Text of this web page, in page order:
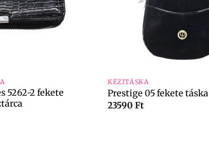
5262-2 fekete
KÉZITÁSKA
Prestige 05 fekete táska
23590Ft